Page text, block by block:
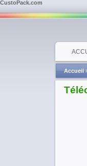
CustoPack.com
Accueil